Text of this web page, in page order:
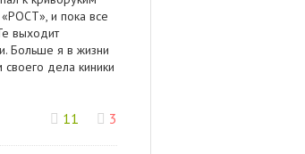
и пока все
выходит
Больше я в жизни
дела киники
11 3